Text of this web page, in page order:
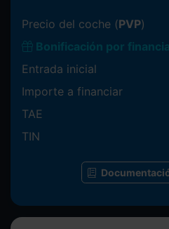
Precio del coche (PVP)
Bonificación por
Entrada inicial
Importe a financiar
TAE
TIN